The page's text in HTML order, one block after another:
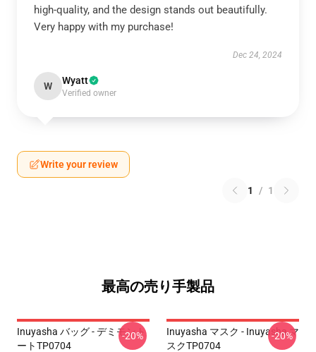
high-quality, and the design stands out beautifully.
Very happy with my purchase!
Dec 24, 2024
W Wyatt
Verified owner
Write your review
1 / 1
最高の売り手製品
Inuyasha バッグ - デミモント
ートTP0704
-20%
Inuyasha マスク - Inuyasha マ
スクTP0704
-20%